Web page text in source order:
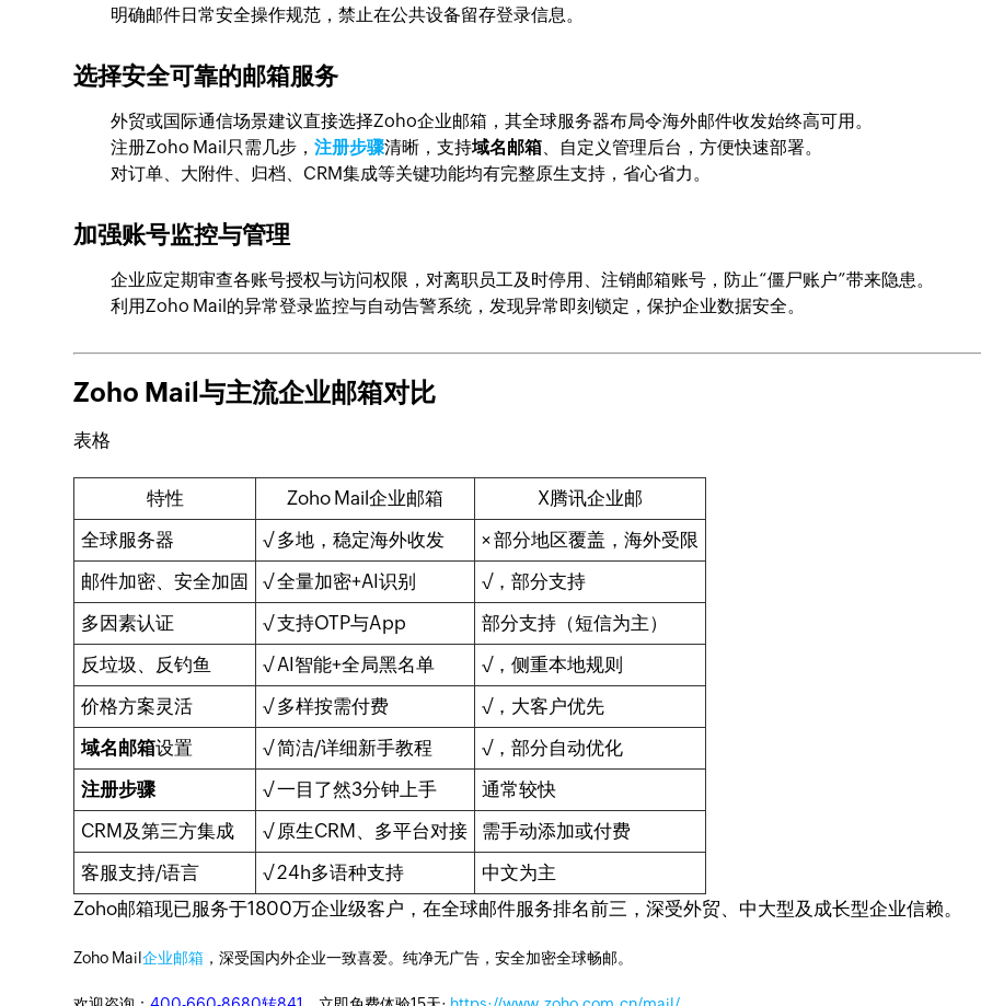
明确邮件日常安全操作规范，禁止在公共设备留存登录信息。
选择安全可靠的邮箱服务
外贸或国际通信场景建议直接选择Zoho企业邮箱，其全球服务器布局令海外邮件收发始终高可用。
注册Zoho Mail只需几步，注册步骤清晰，支持域名邮箱、自定义管理后台，方便快速部署。
对订单、大附件、归档、CRM集成等关键功能均有完整原生支持，省心省力。
加强账号监控与管理
企业应定期审查各账号授权与访问权限，对离职员工及时停用、注销邮箱账号，防止“僵尸账户”带来隐患。
利用Zoho Mail的异常登录监控与自动告警系统，发现异常即刻锁定，保护企业数据安全。
Zoho Mail与主流企业邮箱对比
表格
特性 Zoho Mail企业邮箱
X腾讯企业邮
全球服务器
√ 多地，稳定海外收发
× 部分地区覆盖，海外受限
邮件加密、安全加固
√ 全量加密+AI识别
√，部分支持
多因素认证
√ 支持OTP与App
部分支持（短信为主）
反垃圾、反钓鱼
√ AI智能+全局黑名单
√，侧重本地规则
价格方案灵活
√ 多样按需付费
√，大客户优先
域名邮箱设置 √ 简洁/详细新手教程
√，部分自动优化
注册步骤
√ 一目了然3分钟上手
通常较快
CRM及第三方集成
√ 原生CRM、多平台对接
需手动添加或付费
客服支持/语言
√ 24h多语种支持
中文为主
Zoho邮箱现已服务于1800万企业级客户，在全球邮件服务排名前三，深受外贸、中大型及成长型企业信赖。
Zoho Mail企业邮箱 ，深受国内外企业一致喜爱。纯净无广告，安全加密全球畅邮。